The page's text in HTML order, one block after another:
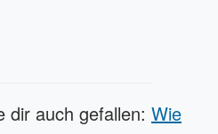
dir auch gefallen: Wie